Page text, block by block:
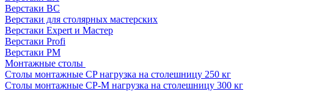
Верстаки ВС
Верстаки для столярных мастерских
Верстаки Expert и Мастер
Верстаки Profi
Верстаки РМ
Монтажные столы
Столы монтажные СP нагрузка на столешницу 250 кг
Столы монтажные СР-М нагрузка на столешницу 300 кг